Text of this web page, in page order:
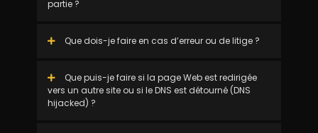
partie ?
Que dois-je faire en cas d’erreur ou de litige ?
Que puis-je faire si la page Web est redirigée
vers un autre site ou si le DNS est détourné (DNS
hijacked) ?